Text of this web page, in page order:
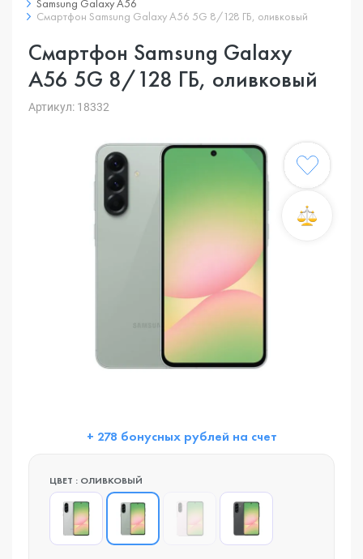
Samsung Galaxy A56
Смартфон Samsung Galaxy A56 5G 8/128 ГБ, оливковый
Смартфон Samsung Galaxy
A56 5G 8/128 ГБ, оливковый
Артикул: 18332
+ 278 бонусных рублей на счет
ЦВЕТ : ОЛИВКОВЫЙ